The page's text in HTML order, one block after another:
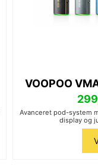
VOOPOO
Avanceret pod-system
display og